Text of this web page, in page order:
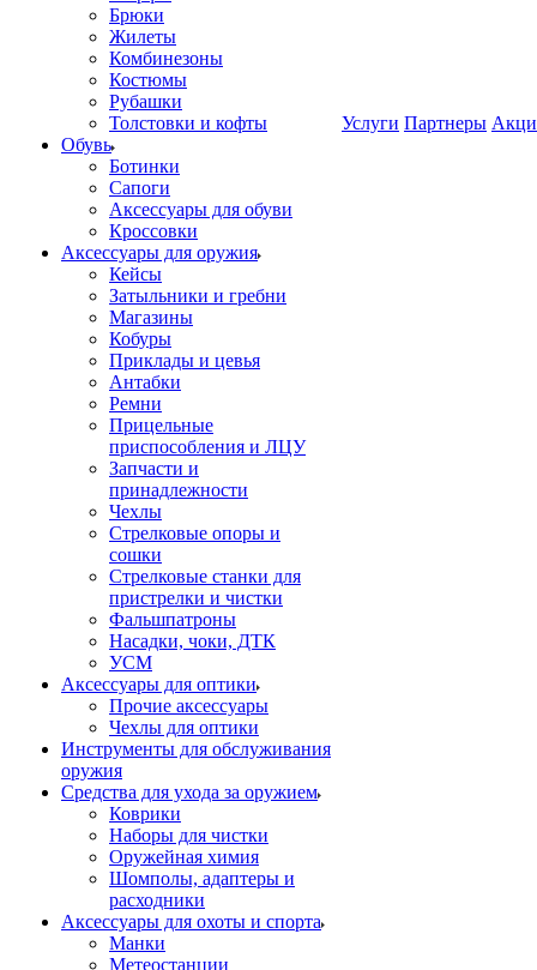
Брюки
Жилеты
Комбинезоны
Костюмы
Рубашки
Толстовки и кофты
Обувь
Ботинки
Сапоги
Аксессуары для обуви
Кроссовки
Аксессуары для оружия
Кейсы
Затыльники и гребни
Магазины
Кобуры
Приклады и цевья
Антабки
Ремни
Прицельные
приспособления и ЛЦУ
Запчасти и
принадлежности
Чехлы
Стрелковые опоры и
сошки
Стрелковые станки для
пристрелки и чистки
Фальшпатроны
Насадки, чоки, ДТК
УСМ
Аксессуары для оптики
Прочие аксессуары
Чехлы для оптики
Инструменты для обслуживания
оружия
Средства для ухода за оружием
Коврики
Наборы для чистки
Оружейная химия
Шомполы, адаптеры и
расходники
Аксессуары для охоты и спорта
Манки
Метеостанции
Услуги Партнеры